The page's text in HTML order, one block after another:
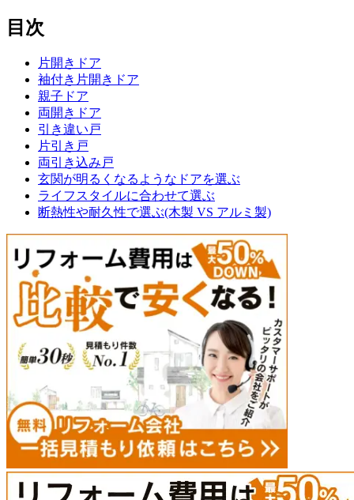
目次
片開きドア
袖付き片開きドア
親子ドア
両開きドア
引き違い戸
片引き戸
両引き込み戸
玄関が明るくなるようなドアを選ぶ
ライフスタイルに合わせて選ぶ
断熱性や耐久性で選ぶ(木製 VS アルミ製)